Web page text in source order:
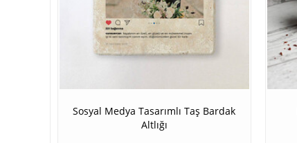
Sosyal Medya Tasarımlı Taş Bardak
Altlığı